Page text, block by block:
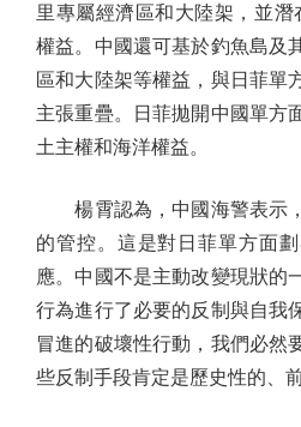
里專屬經濟區和大陸架，並潛
權益。中國還可基於釣魚島及
區和大陸架等權益，與日菲單
主張重疊。日菲拋開中國單方
土主權和海洋權益。
楊霄認為，中國海警表示
的管控。這是對日菲單方面
應。中國不是主動改變現狀的
行為進行了必要的反制與自我
冒進的破壞性行動，我們必然
些反制手段肯定是歷史性的、